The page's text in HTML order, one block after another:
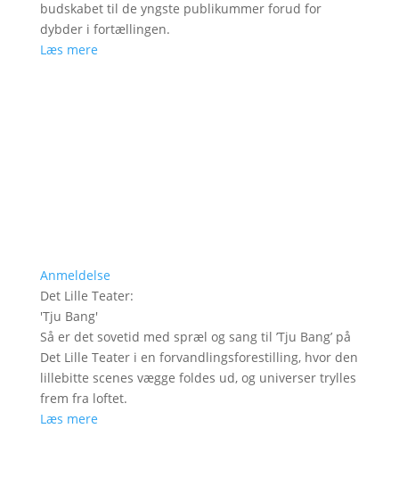
budskabet til de yngste publikummer forud for
dybder i fortællingen.
Læs mere
Anmeldelse
Det Lille Teater:
'Tju Bang'
Så er det sovetid med spræl og sang til ’Tju Bang’ på
Det Lille Teater i en forvandlingsforestilling, hvor den
lillebitte scenes vægge foldes ud, og universer trylles
frem fra loftet.
Læs mere